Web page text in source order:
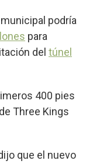
podría
para
del túnel
400 pies
Three Kings
que el nuevo